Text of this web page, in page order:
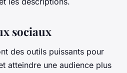
sociaux
des outils puissants pour
atteindre une audience plus